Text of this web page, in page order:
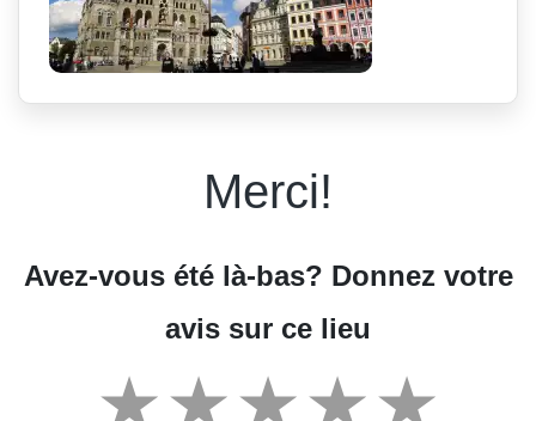
Merci!
Avez-vous été là-bas? Donnez votre
avis sur ce lieu